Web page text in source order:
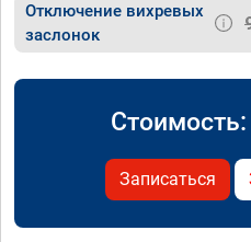
Отключение вихревых
заслонок
Стоимость:
Записаться